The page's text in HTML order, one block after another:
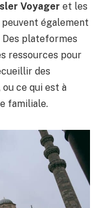
Voyager et les
également
plateformes
ressources pour
des
ce qui est à
familiale.